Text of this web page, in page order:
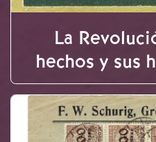
La
hechos y sus